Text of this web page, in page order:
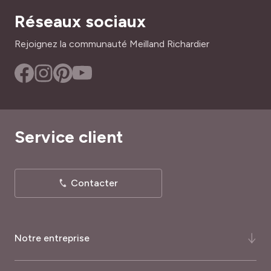
Réseaux sociaux
Rejoignez la communauté Meilland Richardier
Notre entreprise
Service client
Contacter